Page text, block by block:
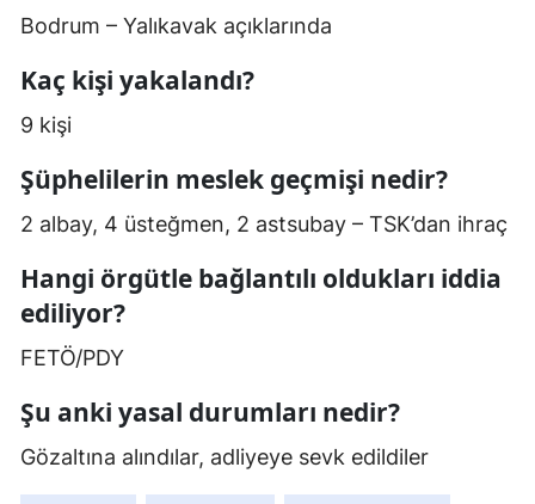
Bodrum – Yalıkavak açıklarında
Kaç kişi yakalandı?
9 kişi
Şüphelilerin meslek geçmişi nedir?
2 albay, 4 üsteğmen, 2 astsubay – TSK’dan ihraç
Hangi örgütle bağlantılı oldukları iddia
ediliyor?
FETÖ/PDY
Şu anki yasal durumları nedir?
Gözaltına alındılar, adliyeye sevk edildiler